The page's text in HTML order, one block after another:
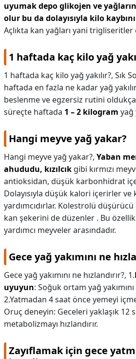
uyumak depo glikojen ve
olur bu da dolayısıyla kilo
Açlıkta kan yağları yani trigliseritler
1 haftada kaç kilo yağ
1 haftada kaç kilo yağ yakılır?, Sık
haftada en fazla ne kadar yağ
beslenme ve egzersiz rutini
süreçte haftada 1 – 2 kilogram yağ
Hangi meyve yağ yakar?
Hangi meyve yağ yakar?, Yaban
ahududu, kızılcık gibi kırmızı
antioksidan, düşük karbonhidrat
Dolayısıyla düşük kalori içerirler ve
yardımcıdırlar. Kolestrolü düşürücü
kan şekerini de düzenler . Bu
yardımcı meyveler arasındadır.
Gece yağ yakımını ne
Gece yağ yakımını ne hızlandırır?, 1.
uyuyun: Soğuk ortam yağ yakımını
2.Yatmadan 4 saat önce yemeyi
Oruç deneyin: Geceleri yaklaşık 12
metabolizmayı hızlandırır.
Zayıflamak için gece